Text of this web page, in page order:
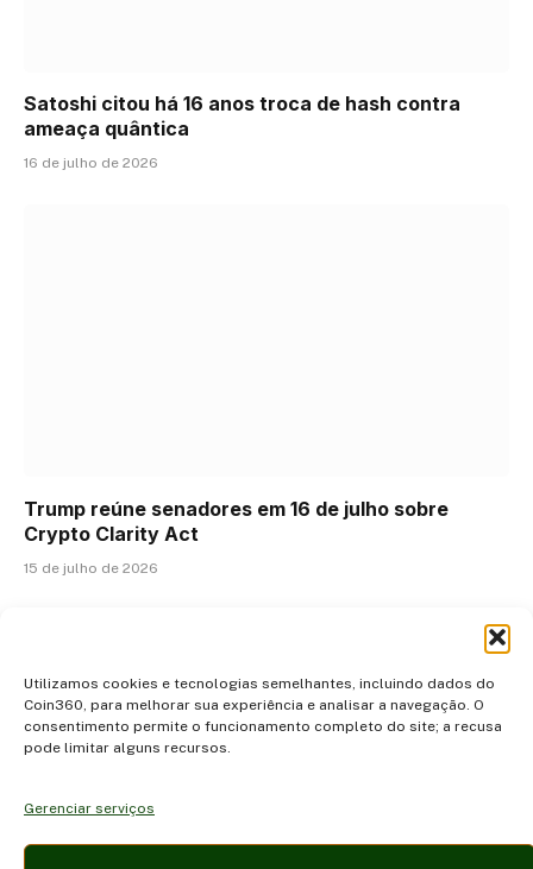
Utilizamos cookies e tecnologias semelhantes, incluindo dados do
Coin360, para melhorar sua experiência e analisar a navegação. O
consentimento permite o funcionamento completo do site; a recusa
pode limitar alguns recursos.
Gerenciar serviços
Satoshi citou há 16 anos troca de hash contra
ameaça quântica
16 de julho de 2026
Trump reúne senadores em 16 de julho sobre
Crypto Clarity Act
15 de julho de 2026